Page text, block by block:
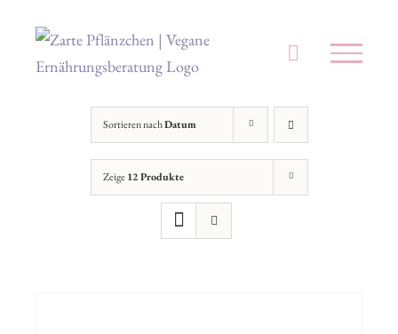
Inhalt
springen
Sortieren nachDatum
Zeige12 Produkte